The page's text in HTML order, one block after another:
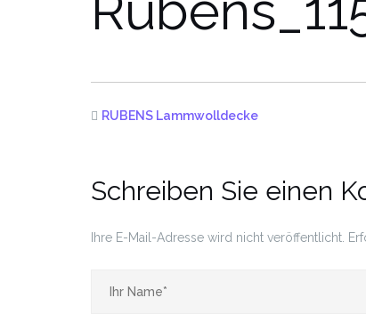
RUBENS Lammwolldecke
Schreiben Sie einen
Ihre E-Mail-Adresse wird nicht veröffentlicht.